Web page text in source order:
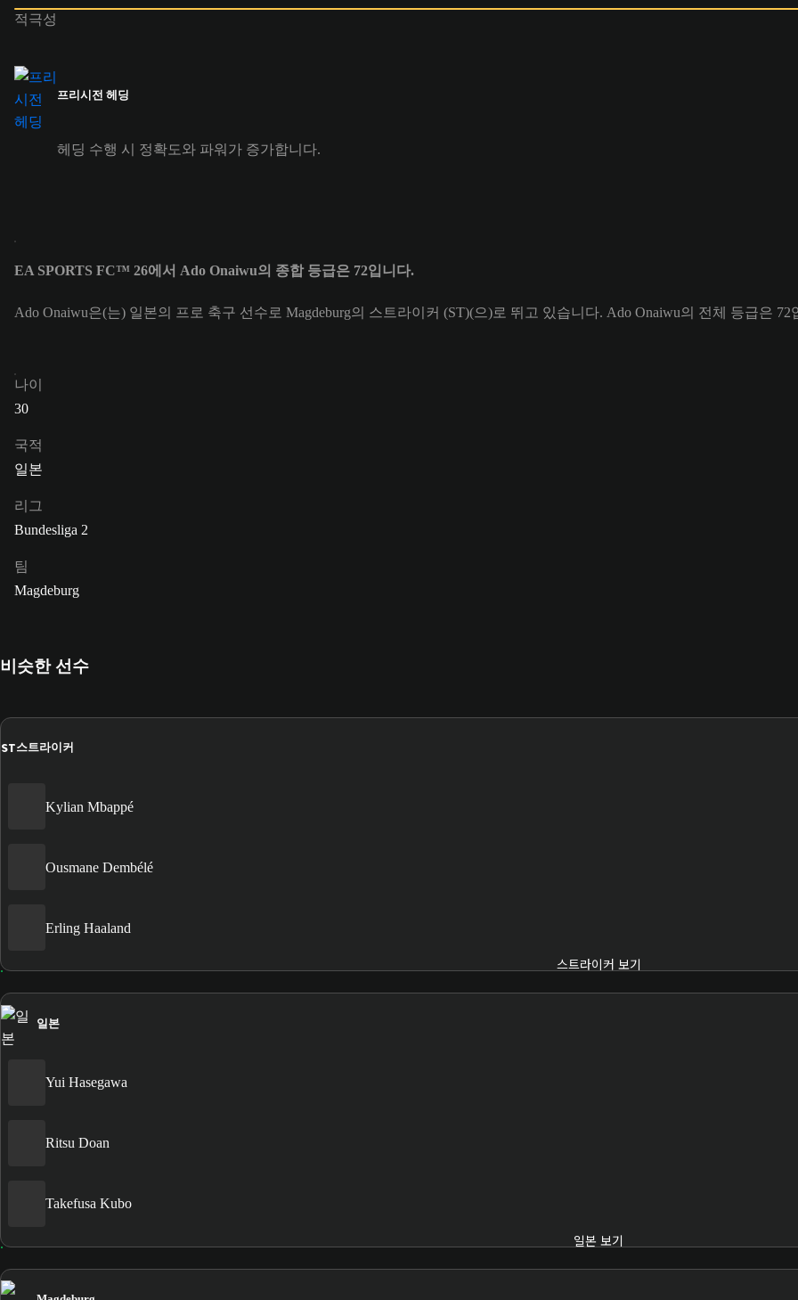
적극성
프리시전 헤딩
헤딩 수행 시 정확도와 파워가 증가합니다.
EA SPORTS FC™ 26에서 Ado Onaiwu의 종합 등급은 72입니다.
Ado Onaiwu은(는) 일본의 프로 축구 선수로 Magdeburg의 스트라이커 (ST)(으)로 뛰고 있습니다. Ado Onaiwu의 전체 등급은 72
나이
30
국적
일본
리그
Bundesliga 2
팀
Magdeburg
비슷한 선수
ST스트라이커
Kylian Mbappé
Ousmane Dembélé
Erling Haaland
스트라이커 보기
일본
Yui Hasegawa
Ritsu Doan
Takefusa Kubo
일본 보기